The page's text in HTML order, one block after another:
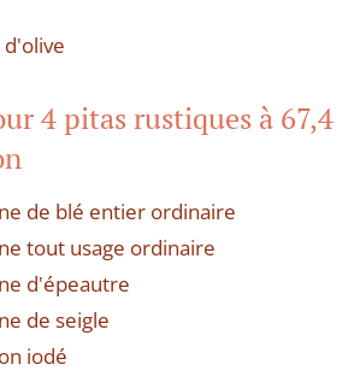
4 pitas rustiques à 67,4
de blé entier ordinaire
tout usage ordinaire
d'épeautre
de seigle
iodé